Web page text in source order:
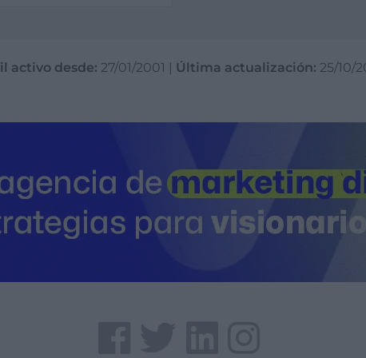
activo desde: 27/01/2001 | Última actualización: 25/10/